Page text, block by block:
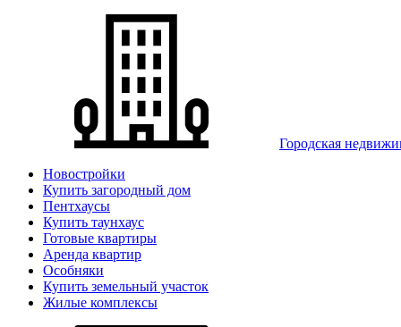
Городская
Новостройки
Купить загородный дом
Пентхаусы
Купить таунхаус
Готовые квартиры
Аренда квартир
Особняки
Купить земельный участок
Жилые комплексы